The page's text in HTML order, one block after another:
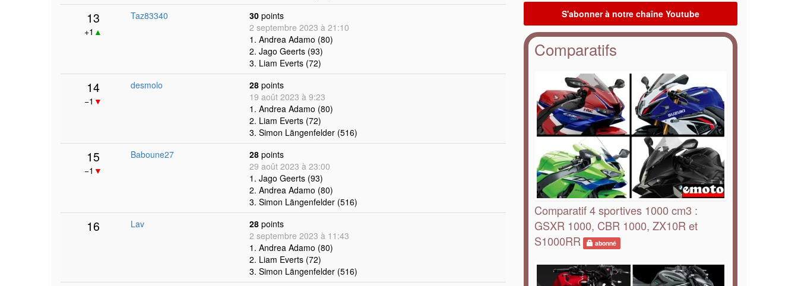
13
+1 ▲
Taz83340 30 points
2 septembre 2023 à 21:10
1. Andrea Adamo (80)
2. Jago Geerts (93)
3. Liam Everts (72)
14
−1 ▼
desmolo 28 points
19 août 2023 à 9:23
1. Andrea Adamo (80)
2. Liam Everts (72)
3. Simon Längenfelder (516)
15
−1 ▼
Baboune27 28 points
29 août 2023 à 23:00
1. Jago Geerts (93)
2. Andrea Adamo (80)
3. Simon Längenfelder (516)
16 Lav 28 points
2 septembre 2023 à 11:43
1. Andrea Adamo (80)
2. Liam Everts (72)
3. Simon Längenfelder (516)
Comparatifs
Comparatif 4 sportives 1000 cm3 :
GSXR 1000, CBR 1000, ZX10R et
S1000RR
abonné